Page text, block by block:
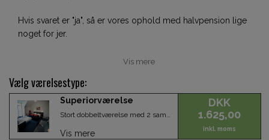
Hvis svaret er "ja", så er vores ophold med halvpension lige
noget for jer.
Vis mere
Vælg værelsestype:
Superiorværelse
Vis mere
DKK
1.625,00
inkl. moms